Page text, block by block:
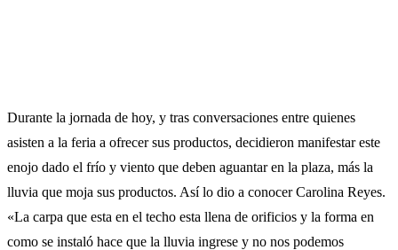
Durante la jornada de hoy, y tras conversaciones entre quienes
asisten a la feria a ofrecer sus productos, decidieron manifestar este
enojo dado el frío y viento que deben aguantar en la plaza, más la
lluvia que moja sus productos. Así lo dio a conocer Carolina Reyes.
«La carpa que esta en el techo esta llena de orificios y la forma en
como se instaló hace que la lluvia ingrese y no nos podemos